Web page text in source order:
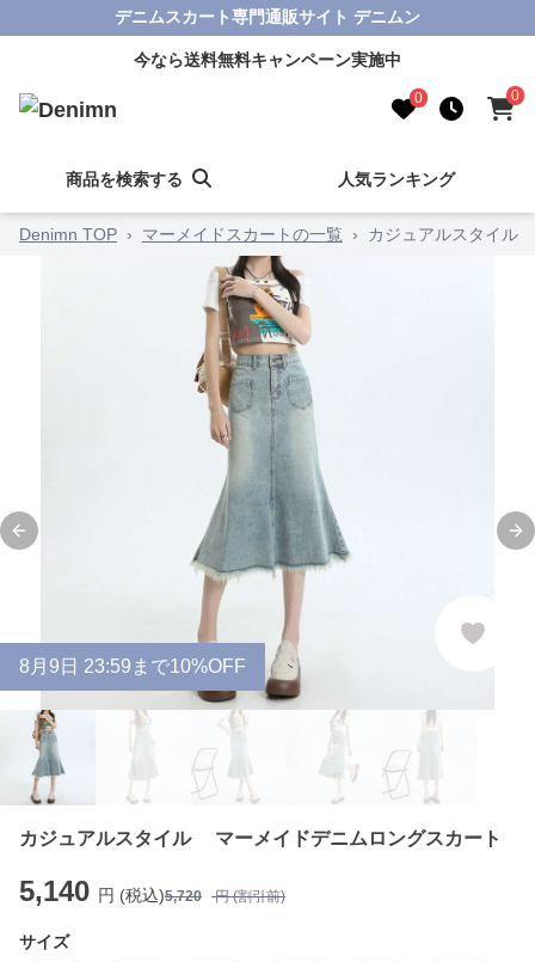
デニムスカート専門通販サイト デニムン
今なら送料無料キャンペーン実施中
0 0
商品を検索する 人気ランキング
Denimn TOP › マーメイドスカートの一覧 › カジュアルスタイル
Previous slide
8 月 9 日 23:59まで10%OFF
カジュアルスタイル マーメイドデニムロングスカート
5,140 円 (税込)5,720 円 (割引前)
サイズ